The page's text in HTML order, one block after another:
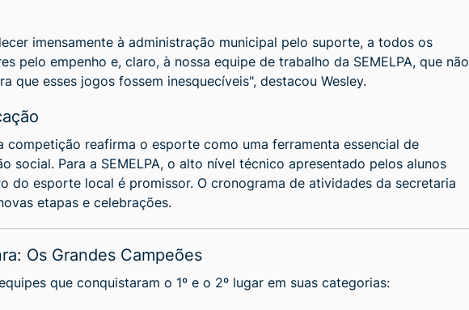
imensamente à administração municipal pelo suporte, a todos os
pelo empenho e, claro, à nossa equipe de trabalho da SEMELPA, que não
que esses jogos fossem inesquecíveis", destacou Wesley.
competição reafirma o esporte como uma ferramenta essencial de
social. Para a SEMELPA, o alto nível técnico apresentado pelos alunos
do esporte local é promissor. O cronograma de atividades da secretaria
etapas e celebrações.
Os Grandes Campeões
que conquistaram o 1º e o 2º lugar em suas categorias: